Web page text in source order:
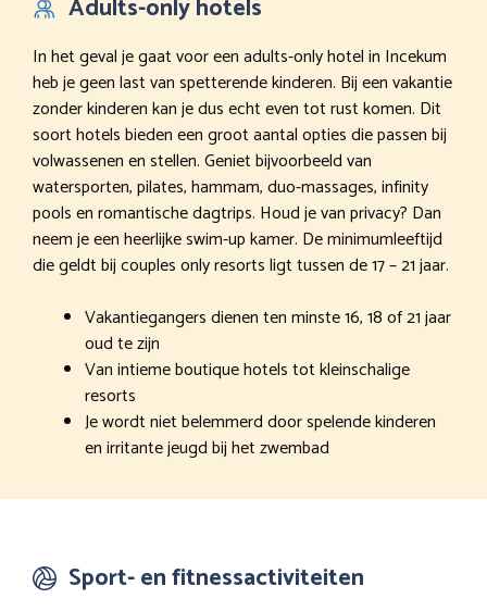
Adults-only hotels
In het geval je gaat voor een adults-only hotel in Incekum
heb je geen last van spetterende kinderen. Bij een vakantie
zonder kinderen kan je dus echt even tot rust komen. Dit
soort hotels bieden een groot aantal opties die passen bij
volwassenen en stellen. Geniet bijvoorbeeld van
watersporten, pilates, hammam, duo-massages, infinity
pools en romantische dagtrips. Houd je van privacy? Dan
neem je een heerlijke swim-up kamer. De minimumleeftijd
die geldt bij couples only resorts ligt tussen de 17 – 21 jaar.
Vakantiegangers dienen ten minste 16, 18 of 21 jaar
oud te zijn
Van intieme boutique hotels tot kleinschalige
resorts
Je wordt niet belemmerd door spelende kinderen
en irritante jeugd bij het zwembad
Sport- en fitnessactiviteiten